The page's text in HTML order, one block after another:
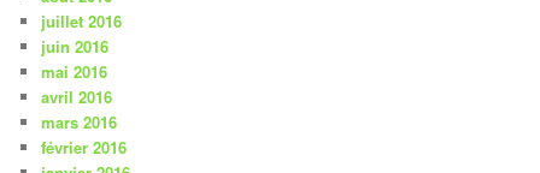
juillet 2016
juin 2016
mai 2016
avril 2016
mars 2016
février 2016